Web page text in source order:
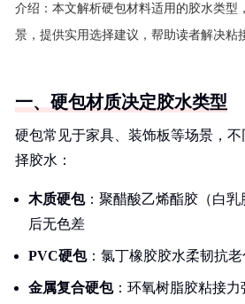
介绍： 本文解析硬包材料适用的胶水类型
景，提供实用选择建议，帮助读者解决粘
一、硬包材质决定胶水类型
硬包常见于家具、装饰板等场景，
择胶水：
木质硬包：聚醋酸乙烯酯胶（白
后无色差
PVC硬包：氯丁橡胶胶水柔韧抗
金属复合硬包：环氧树脂胶粘接